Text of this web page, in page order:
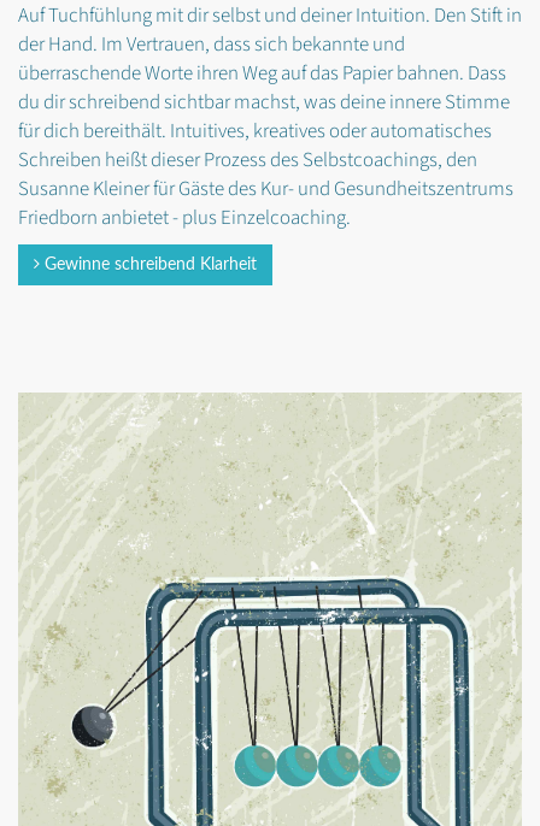
Auf Tuchfühlung mit dir selbst und deiner Intuition. Den Stift in
der Hand. Im Vertrauen, dass sich bekannte und
überraschende Worte ihren Weg auf das Papier bahnen. Dass
du dir schreibend sichtbar machst, was deine innere Stimme
für dich bereithält. Intuitives, kreatives oder automatisches
Schreiben heißt dieser Prozess des Selbstcoachings, den
Susanne Kleiner für Gäste des Kur- und Gesundheitszentrums
Friedborn anbietet - plus Einzelcoaching.
Gewinne schreibend Klarheit